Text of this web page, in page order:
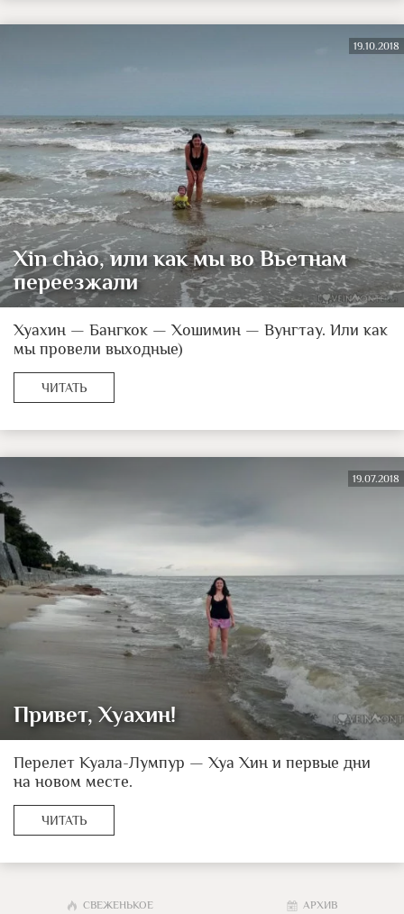
19.10.2018
Xin chào, или как мы во Вьетнам
переезжали
Хуахин — Бангкок — Хошимин — Вунгтау. Или как
мы провели выходные)
ЧИТАТЬ
19.07.2018
Привет, Хуахин!
Перелет Куала-Лумпур — Хуа Хин и первые дни
на новом месте.
ЧИТАТЬ
СВЕЖЕНЬКОЕ АРХИВ